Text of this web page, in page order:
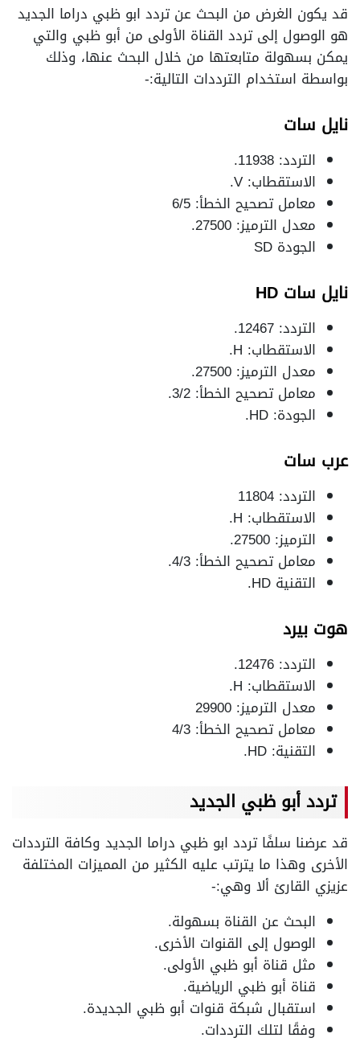
قد يكون الغرض من البحث عن تردد ابو ظبي دراما الجديد
هو الوصول إلى تردد القناة الأولى من أبو ظبي والتي
يمكن بسهولة متابعتها من خلال البحث عنها، وذلك
بواسطة استخدام الترددات التالية:-
نايل سات
التردد: 11938.
الاستقطاب: V.
معامل تصحيح الخطأ: 6/5
معدل الترميز: 27500.
الجودة SD
نايل سات HD
التردد: 12467.
الاستقطاب: H.
معدل الترميز: 27500.
معامل تصحيح الخطأ: 3/2.
الجودة: HD.
عرب سات
التردد: 11804
الاستقطاب: H.
الترميز: 27500.
معامل تصحيح الخطأ: 4/3.
التقنية HD.
هوت بيرد
التردد: 12476.
الاستقطاب: H.
معدل الترميز: 29900
معامل تصحيح الخطأ: 4/3
التقنية: HD.
تردد أبو ظبي الجديد
قد عرضنا سلفًا تردد ابو ظبي دراما الجديد وكافة الترددات
الأخرى وهذا ما يترتب عليه الكثير من المميزات المختلفة
عزيزي القارئ ألا وهي:-
البحث عن القناة بسهولة.
الوصول إلى القنوات الأخرى.
مثل قناة أبو ظبي الأولى.
قناة أبو ظبي الرياضية.
استقبال شبكة قنوات أبو ظبي الجديدة.
وفقًا لتلك الترددات.